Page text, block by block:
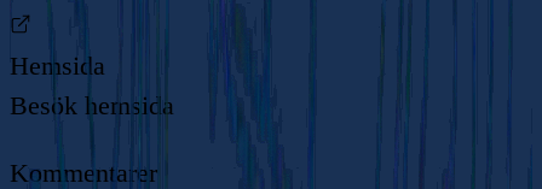
Hemsida
Besök hemsida
Kommentarer